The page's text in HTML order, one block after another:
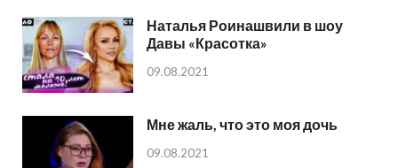
Наталья Роинашвили в шоу
Давы «Красотка»
09.08.2021
Мне жаль, что это моя дочь
09.08.2021